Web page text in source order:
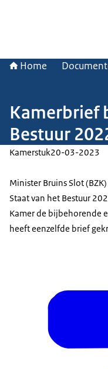
Home
Kamerbrief
Bestuur
Kamerstuk20-03-2023
Minister Bruins Slot
Staat van het Bestuur
Kamer de bijbehorende
heeft eenzelfde brief